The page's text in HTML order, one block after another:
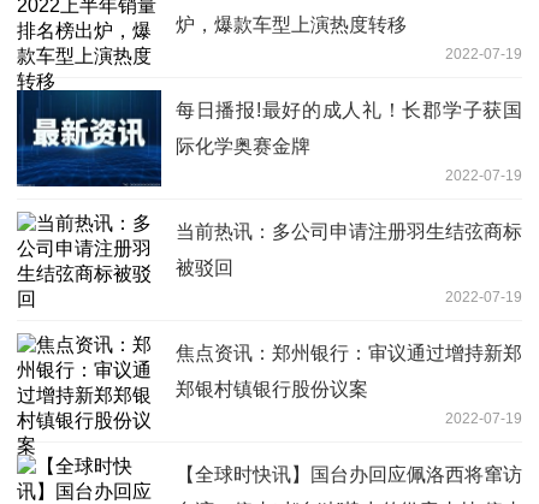
炉，爆款车型上演热度转移
2022-07-19
每日播报!最好的成人礼！长郡学子获国
际化学奥赛金牌
2022-07-19
当前热讯：多公司申请注册羽生结弦商标
被驳回
2022-07-19
焦点资讯：郑州银行：审议通过增持新郑
郑银村镇银行股份议案
2022-07-19
【全球时快讯】国台办回应佩洛西将窜访